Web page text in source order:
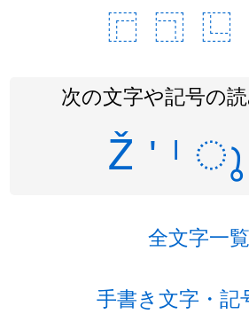
⿸ ⿹ ⿺
次の文字や記号の
Ž ʹ ˡ ു
全文字一覧
手書き文字・記